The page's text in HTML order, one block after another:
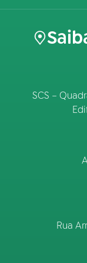
SCS –
Rua